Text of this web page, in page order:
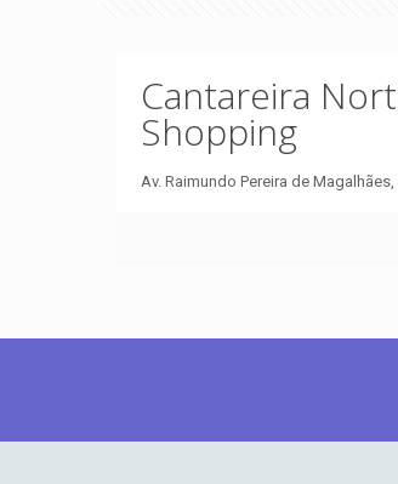
Cantareira
Shopping
Av. Raimundo Pereira de